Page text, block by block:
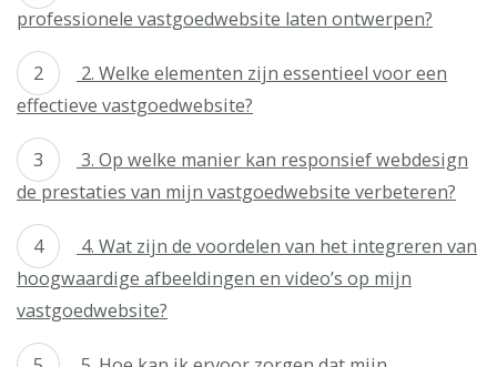
professionele vastgoedwebsite laten ontwerpen?
2. Welke elementen zijn essentieel voor een
effectieve vastgoedwebsite?
3. Op welke manier kan responsief webdesign
de prestaties van mijn vastgoedwebsite verbeteren?
4. Wat zijn de voordelen van het integreren van
hoogwaardige afbeeldingen en video’s op mijn
vastgoedwebsite?